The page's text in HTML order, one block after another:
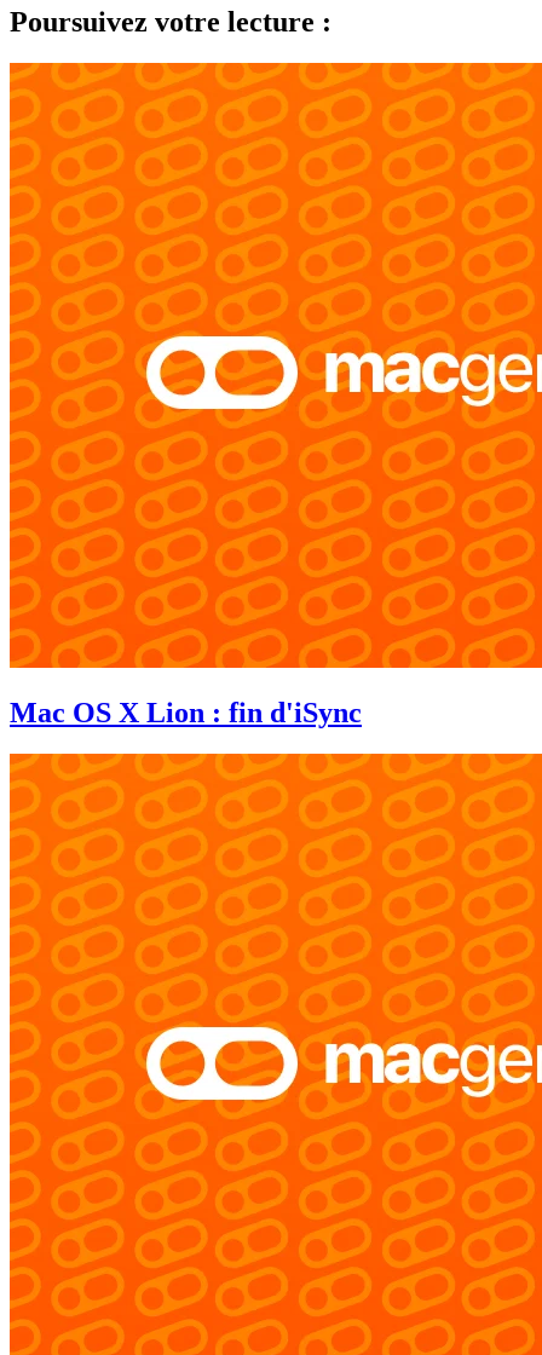
Poursuivez votre lecture :
Mac OS X Lion : fin d'iSync